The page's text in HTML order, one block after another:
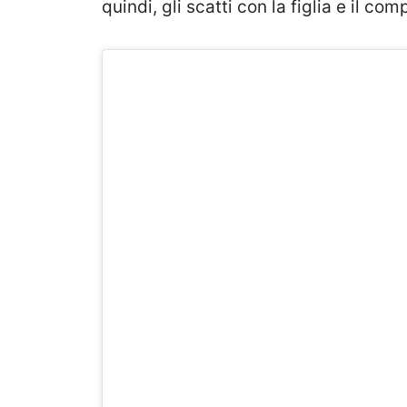
quindi, gli scatti con la figlia e il